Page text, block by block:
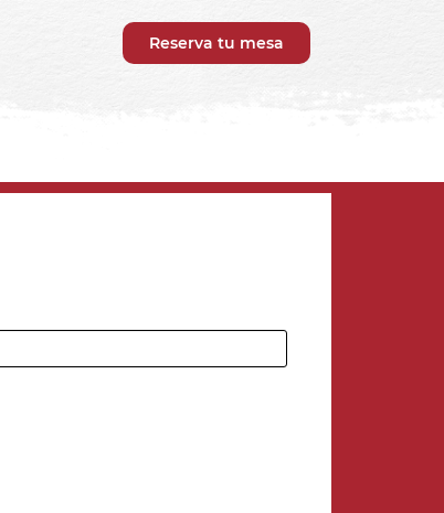
Reserva tu mesa